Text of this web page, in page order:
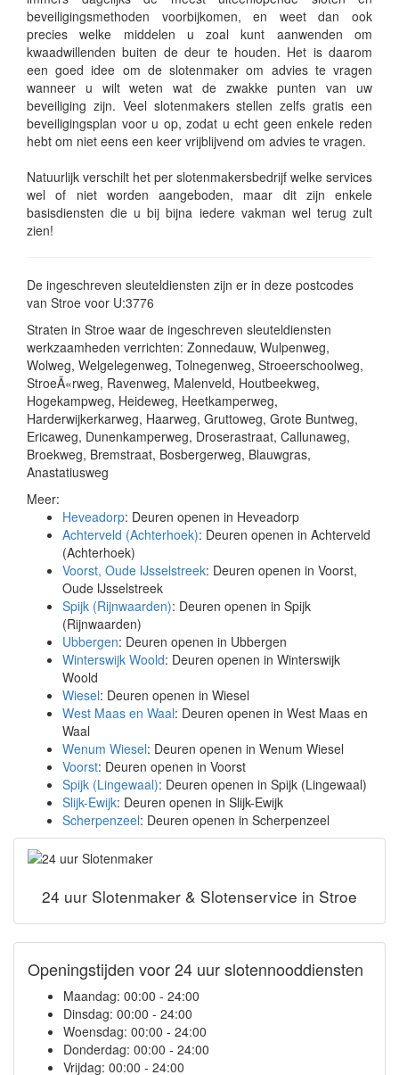
beveiligingsmethoden voorbijkomen, en weet dan ook
precies welke middelen u zoal kunt aanwenden om
kwaadwillenden buiten de deur te houden. Het is daarom
een goed idee om de slotenmaker om advies te vragen
wanneer u wilt weten wat de zwakke punten van uw
beveiliging zijn. Veel slotenmakers stellen zelfs gratis een
beveiligingsplan voor u op, zodat u echt geen enkele reden
hebt om niet eens een keer vrijblijvend om advies te vragen.
Natuurlijk verschilt het per slotenmakersbedrijf welke services
wel of niet worden aangeboden, maar dit zijn enkele
basisdiensten die u bij bijna iedere vakman wel terug zult
zien!
De ingeschreven sleuteldiensten zijn er in deze postcodes
van Stroe voor U:3776
Straten in Stroe waar de ingeschreven sleuteldiensten
werkzaamheden verrichten: Zonnedauw, Wulpenweg,
Wolweg, Welgelegenweg, Tolnegenweg, Stroeerschoolweg,
StroeÃ«rweg, Ravenweg, Malenveld, Houtbeekweg,
Hogekampweg, Heideweg, Heetkamperweg,
Harderwijkerkarweg, Haarweg, Gruttoweg, Grote Buntweg,
Ericaweg, Dunenkamperweg, Droserastraat, Callunaweg,
Broekweg, Bremstraat, Bosbergerweg, Blauwgras,
Anastatiusweg
Meer:
Heveadorp: Deuren openen in Heveadorp
Achterveld (Achterhoek): Deuren openen in Achterveld
(Achterhoek)
Voorst, Oude IJsselstreek: Deuren openen in Voorst,
Oude IJsselstreek
Spijk (Rijnwaarden): Deuren openen in Spijk
(Rijnwaarden)
Ubbergen: Deuren openen in Ubbergen
Winterswijk Woold: Deuren openen in Winterswijk
Woold
Wiesel: Deuren openen in Wiesel
West Maas en Waal: Deuren openen in West Maas en
Waal
Wenum Wiesel: Deuren openen in Wenum Wiesel
Voorst: Deuren openen in Voorst
Spijk (Lingewaal): Deuren openen in Spijk (Lingewaal)
Slijk-Ewijk: Deuren openen in Slijk-Ewijk
Scherpenzeel: Deuren openen in Scherpenzeel
24 uur Slotenmaker & Slotenservice in Stroe
Openingstijden voor 24 uur slotennooddiensten
Maandag: 00:00 - 24:00
Dinsdag: 00:00 - 24:00
Woensdag: 00:00 - 24:00
Donderdag: 00:00 - 24:00
Vrijdag: 00:00 - 24:00